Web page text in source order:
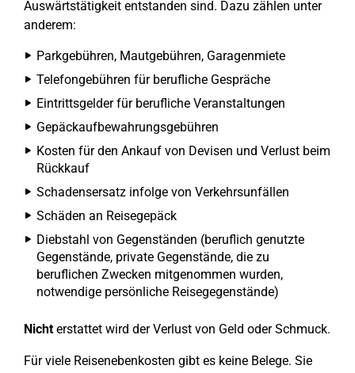
Auswärtstätigkeit entstanden sind. Dazu zählen unter
anderem:
Parkgebühren, Mautgebühren, Garagenmiete
Telefongebühren für berufliche Gespräche
Eintrittsgelder für berufliche Veranstaltungen
Gepäckaufbewahrungsgebühren
Kosten für den Ankauf von Devisen und Verlust beim
Rückkauf
Schadensersatz infolge von Verkehrsunfällen
Schäden an Reisegepäck
Diebstahl von Gegenständen (beruflich genutzte
Gegenstände, private Gegenstände, die zu
beruflichen Zwecken mitgenommen wurden,
notwendige persönliche Reisegegenstände)
Nichterstattet wird der Verlust von Geld oder Schmuck.
Für viele Reisenebenkosten gibt es keine Belege. Sie